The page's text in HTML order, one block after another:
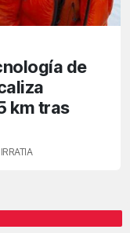
de
km tras